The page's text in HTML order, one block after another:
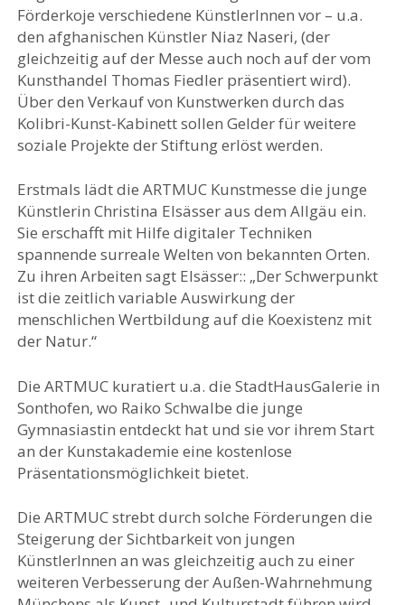
Förderkoje verschiedene KünstlerInnen vor – u.a.
den afghanischen Künstler Niaz Naseri, (der
gleichzeitig auf der Messe auch noch auf der vom
Kunsthandel Thomas Fiedler präsentiert wird).
Über den Verkauf von Kunstwerken durch das
Kolibri-Kunst-Kabinett sollen Gelder für weitere
soziale Projekte der Stiftung erlöst werden.
Erstmals lädt die ARTMUC Kunstmesse die junge
Künstlerin Christina Elsässer aus dem Allgäu ein.
Sie erschafft mit Hilfe digitaler Techniken
spannende surreale Welten von bekannten Orten.
Zu ihren Arbeiten sagt Elsässer:: „Der Schwerpunkt
ist die zeitlich variable Auswirkung der
menschlichen Wertbildung auf die Koexistenz mit
der Natur.“
Die ARTMUC kuratiert u.a. die StadtHausGalerie in
Sonthofen, wo Raiko Schwalbe die junge
Gymnasiastin entdeckt hat und sie vor ihrem Start
an der Kunstakademie eine kostenlose
Präsentationsmöglichkeit bietet.
Die ARTMUC strebt durch solche Förderungen die
Steigerung der Sichtbarkeit von jungen
KünstlerInnen an was gleichzeitig auch zu einer
weiteren Verbesserung der Außen-Wahrnehmung